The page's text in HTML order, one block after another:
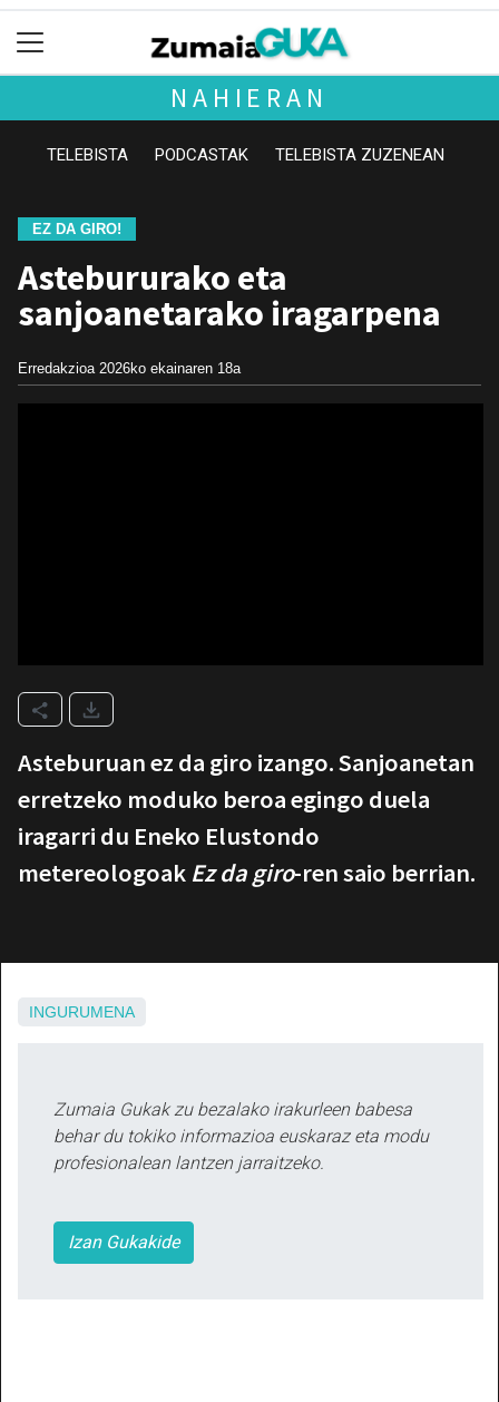
NAHIERAN
TELEBISTA PODCASTAK TELEBISTA ZUZENEAN
EZ DA GIRO!
Astebururako eta
sanjoanetarako iragarpena
Erredakzioa 2026ko ekainaren 18a
Asteburuan ez da giro izango. Sanjoanetan
erretzeko moduko beroa egingo duela
iragarri du Eneko Elustondo
metereologoak Ez da giro-ren saio berrian.
INGURUMENA
Zumaia Gukak zu bezalako irakurleen babesa
behar du tokiko informazioa euskaraz eta modu
profesionalean lantzen jarraitzeko.
Izan Gukakide